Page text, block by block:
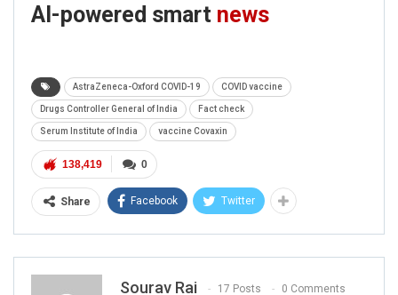
AI-powered smart news
AstraZeneca-Oxford COVID-19 COVID vaccine
Drugs Controller General of India Fact check
Serum Institute of India vaccine Covaxin
0
138,419
Share Facebook Twitter
Sourav Rai 17 Posts 0 Comments